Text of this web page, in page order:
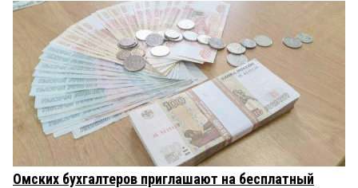
Омских бухгалтеров приглашают на бесплатный